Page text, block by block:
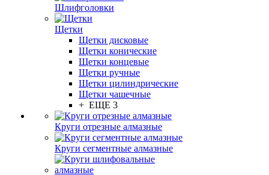
Шлифголовки
Щетки
Щетки дисковые
Щетки конические
Щетки концевые
Щетки ручные
Щетки цилиндрические
Щетки чашечные
+ ЕЩЕ 3
Круги отрезные алмазные
Круги сегментные алмазные